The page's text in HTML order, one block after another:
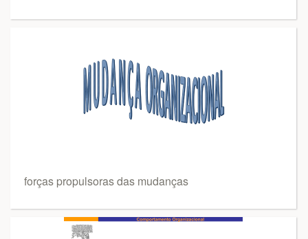
forças propulsoras das mudanças